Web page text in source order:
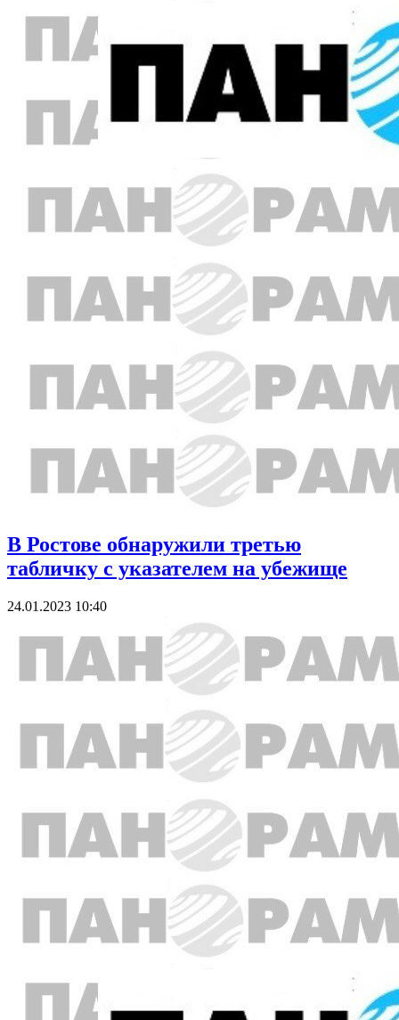
В Ростове обнаружили третью
табличку с указателем на убежище
24.01.2023 10:40